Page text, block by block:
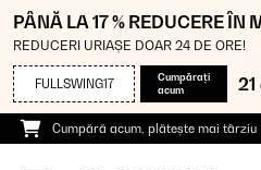
PÂNĂ LA 17 % REDUCERE ÎN
REDUCERI URIAȘE DOAR 24 DE ORE!
FULLSWING17
Cumpărați
acum
21
Cumpără acum, plătește mai târziu